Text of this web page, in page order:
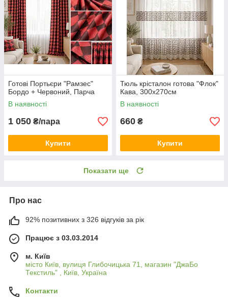
Готові Портьєри "Рамзес"
Бордо + Червоний, Парча
В наявності
1 050 ₴/пара
Купити
Тюль крісталон готова "Флок"
Кава, 300х270см
В наявності
660 ₴
Купити
Показати ще
Про нас
92% позитивних з 326 відгуків за рік
Працює з 03.03.2014
м. Київ
місто Київ, вулиця Глибочицька 71, магазин "ДжаБо
Текстиль" , Київ, Україна
Контакти